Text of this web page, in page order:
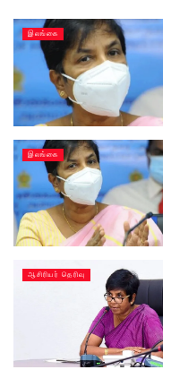
இலங்கை
இலங்கை
ஆசிரியர் தெரிவு